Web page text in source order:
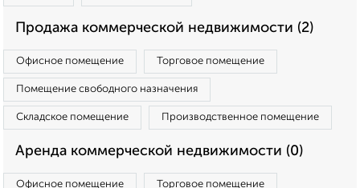
Продажа коммерческой недвижимости (2)
Офисное помещение Торговое помещение
Помещение свободного назначения
Складское помещение Производственное помещение
Аренда коммерческой недвижимости (0)
Офисное помещение Торговое помещение